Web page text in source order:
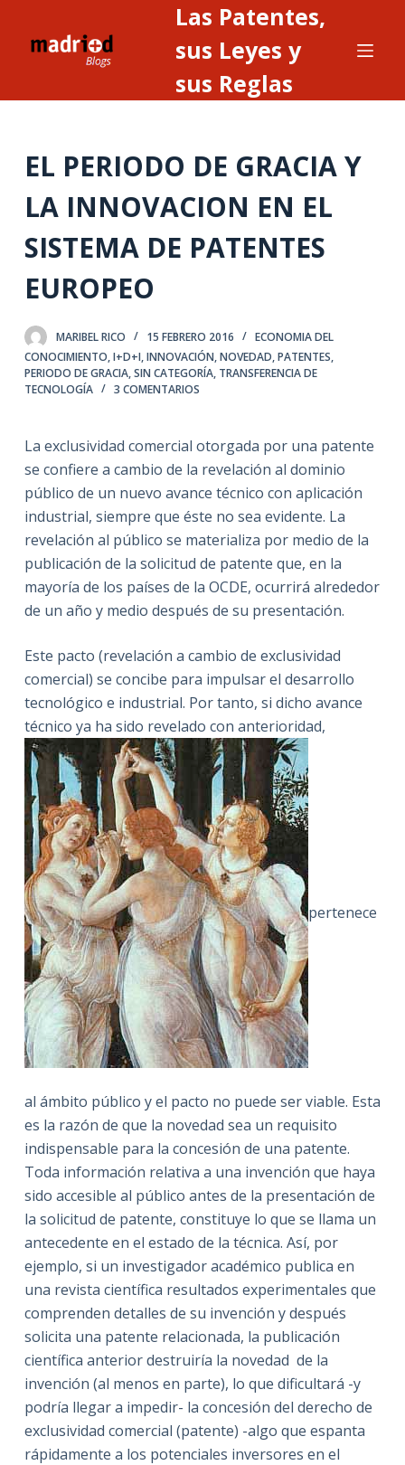
n
n
d
Las Patentes,
sus Leyes y
sus Reglas
EL PERIODO DE GRACIA Y
LA INNOVACION EN EL
SISTEMA DE PATENTES
EUROPEO
MARIBEL RICO 15 FEBRERO 2016
ECONOMIA DEL
CONOCIMIENTO,I+D+I,INNOVACIÓN,NOVEDAD,PATENTES,
PERIODO DE GRACIA,SIN CATEGORÍA, TRANSFERENCIA DE
TECNOLOGÍA
3 COMENTARIOS
La exclusividad comercial otorgada por una patente
se confiere a cambio de la revelación al dominio
público de un nuevo avance técnico con aplicación
industrial, siempre que éste no sea evidente. La
revelación al público se materializa por medio de la
publicación de la solicitud de patente que, en la
mayoría de los países de la OCDE, ocurrirá alrededor
de un año y medio después de su presentación.
Este pacto (revelación a cambio de exclusividad
comercial) se concibe para impulsar el desarrollo
tecnológico e industrial. Por tanto, si dicho avance
técnico ya ha sido revelado con anterioridad,
pertenece
al ámbito público y el pacto no puede ser viable. Esta
es la razón de que la novedad sea un requisito
indispensable para la concesión de una patente.
Toda información relativa a una invención que haya
sido accesible al público antes de la presentación de
la solicitud de patente, constituye lo que se llama un
antecedente en el estado de la técnica. Así, por
ejemplo, si un investigador académico publica en
una revista científica resultados experimentales que
comprenden detalles de su invención y después
solicita una patente relacionada, la publicación
científica anterior destruiría la novedad de la
invención (al menos en parte), lo que dificultará -y
podría llegar a impedir- la concesión del derecho de
exclusividad comercial (patente) -algo que espanta
rápidamente a los potenciales inversores en el